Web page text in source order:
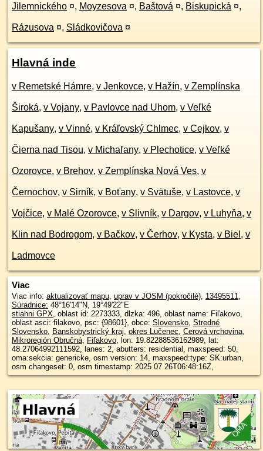
Jilemnického ¤, Moyzesova ¤, Baštová ¤, Biskupická ¤,
Rázusova ¤, Sládkovičova ¤
Hlavná inde
v Remetské Hámre, v Jenkovce, v Hažín, v Zemplínska
Široká, v Vojany, v Pavlovce nad Uhom, v Veľké
Kapušany, v Vinné, v Kráľovský Chlmec, v Cejkov, v
Čierna nad Tisou, v Michaľany, v Plechotice, v Veľké
Ozorovce, v Brehov, v Zemplínska Nová Ves, v
Černochov, v Sirník, v Boťany, v Svätuše, v Lastovce, v
Vojčice, v Malé Ozorovce, v Slivník, v Dargov, v Luhyňa, v
Klin nad Bodrogom, v Bačkov, v Čerhov, v Kysta, v Biel , v
Ladmovce
Viac
Viac info: aktualizovať mapu uprav v JOSM (pokročilé) 13495511
Súradnice: 48°16'14"N
19°49'22"E
stiahni GPX , oblast id: 2273333, dlzka: 496, oblast name: Fiľakovo,
oblast asci: filakovo, psc: {98601}, obce: Slovensko Stredné
Slovensko
Banskobystrický kraj okres Lučenec Cerová vrchovina
Mikroregión Obručná
Fiľakovo , lon: 19.82288536162989, lat:
48.27064992111592, lanes: 2, abutters: residential, maxspeed: 50,
oma:sekcia: genericke, osm version: 14, maxspeed:type: SK:urban,
osm changeset: 0, osm timestamp: 2025 07 26T06:48:16Z,